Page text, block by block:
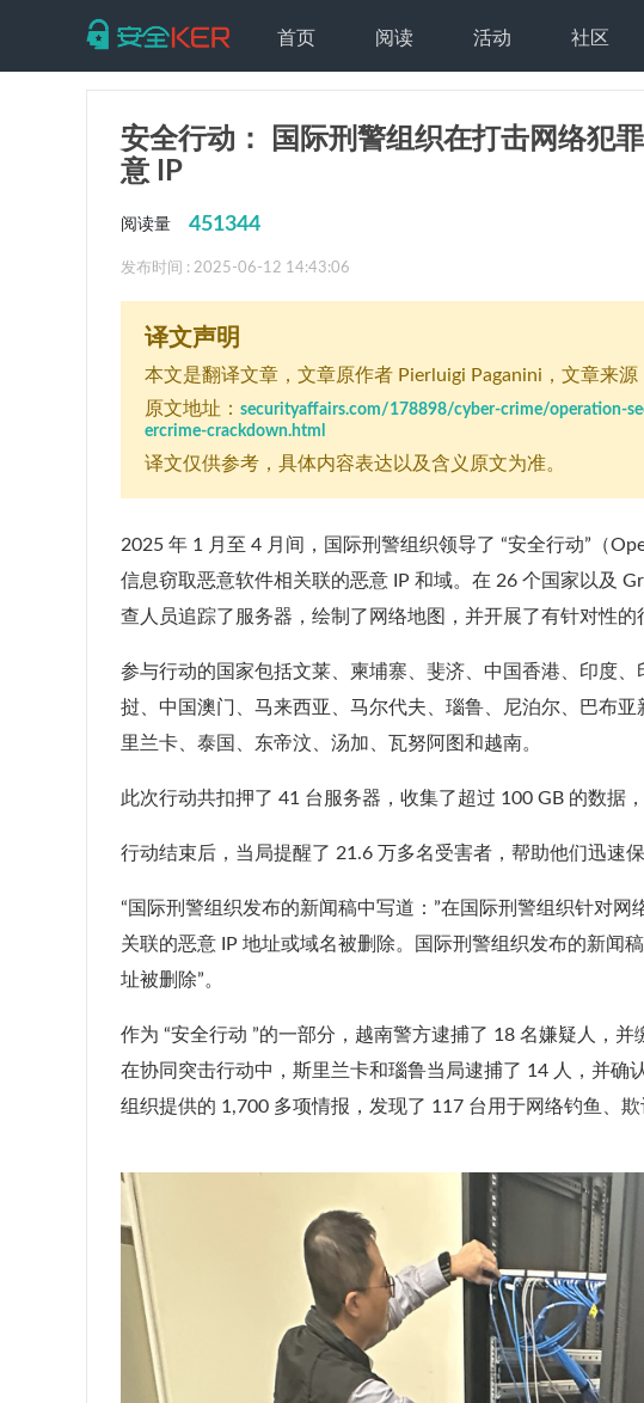
首页 阅读 活动 社区
安全行动： 国际刑警组织在打击网络犯
意 IP
阅读量 451344
发布时间 : 2025-06-12 14:43:06
译文声明
本文是翻译文章 ，文章原作者 Pierluigi Paganini ，文章来
原文地址： securityaffairs.com/178898/cyber-crime/operation-
ercrime-crackdown.html
译文仅供参考，具体内容表达以及含义原文为准。
2025 年 1 月至 4 月间，国际刑警组织领导了 “安全行动”（
信息窃取恶意软件相关联的恶意 IP 和域。在 26 个国家以及
查人员追踪了服务器，绘制了网络地图，并开展了有针对性的
参与行动的国家包括文莱、柬埔寨、斐济、中国香港、印度
挝、中国澳门、马来西亚、马尔代夫、瑙鲁、尼泊尔、巴布
里兰卡、泰国、东帝汶、汤加、瓦努阿图和越南。
此次行动共扣押了 41 台服务器，收集了超过 100 GB 的数据
行动结束后，当局提醒了 21.6 万多名受害者，帮助他们迅速
“国际刑警组织发布的新闻稿中写道：”在国际刑警组织针对
关联的恶意 IP 地址或域名被删除。国际刑警组织发布的新闻
址被删除”。
作为 “安全行动 ”的一部分，越南警方逮捕了 18 名嫌疑人，
在协同突击行动中，斯里兰卡和瑙鲁当局逮捕了 14 人，并确
组织提供的 1,700 多项情报，发现了 117 台用于网络钓鱼、